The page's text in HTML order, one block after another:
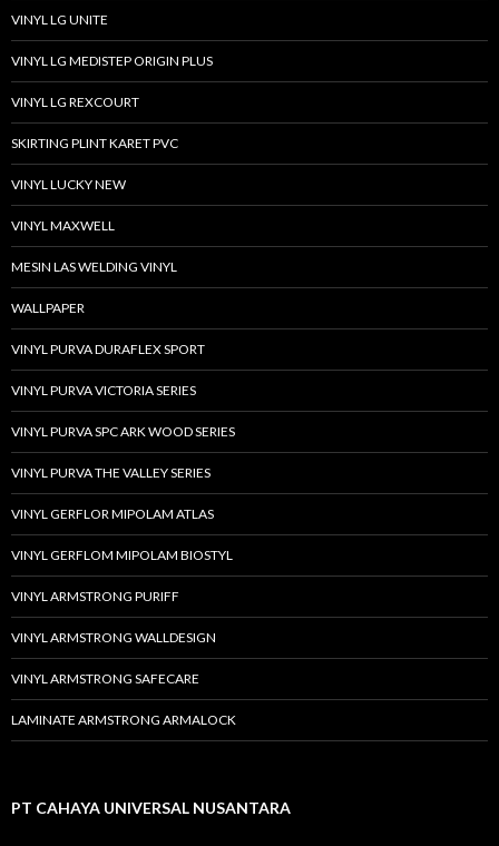
VINYL LG UNITE
VINYL LG MEDISTEP ORIGIN PLUS
VINYL LG REXCOURT
SKIRTING PLINT KARET PVC
VINYL LUCKY NEW
VINYL MAXWELL
MESIN LAS WELDING VINYL
WALLPAPER
VINYL PURVA DURAFLEX SPORT
VINYL PURVA VICTORIA SERIES
VINYL PURVA SPC ARK WOOD SERIES
VINYL PURVA THE VALLEY SERIES
VINYL GERFLOR MIPOLAM ATLAS
VINYL GERFLOM MIPOLAM BIOSTYL
VINYL ARMSTRONG PURIFF
VINYL ARMSTRONG WALLDESIGN
VINYL ARMSTRONG SAFECARE
LAMINATE ARMSTRONG ARMALOCK
PT CAHAYA UNIVERSAL NUSANTARA